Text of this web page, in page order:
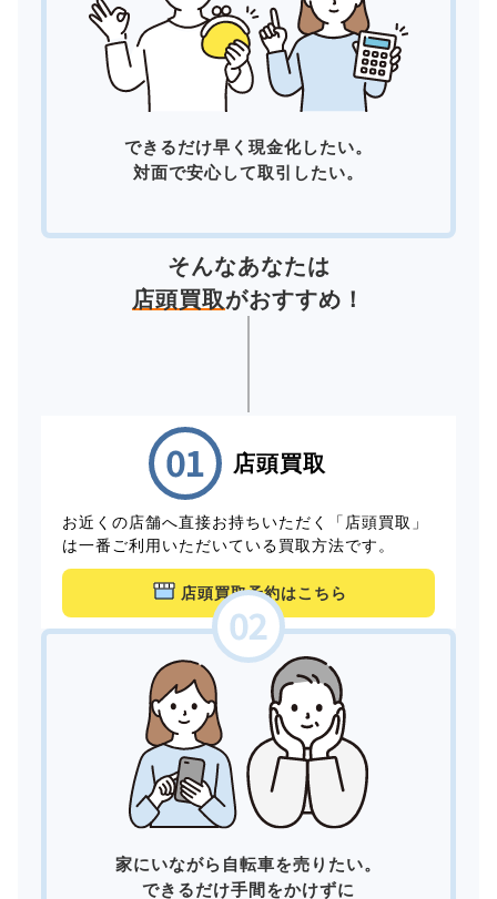
できるだけ早く現金化したい。
対面で安心して取引したい。
そんなあなたは
店頭買取がおすすめ！
店頭買取
お近くの店舗へ直接お持ちいただく「店頭買取」
は一番ご利用いただいている買取方法です。
店頭買取予約はこちら
家にいながら自転車を売りたい。
できるだけ手間をかけずに